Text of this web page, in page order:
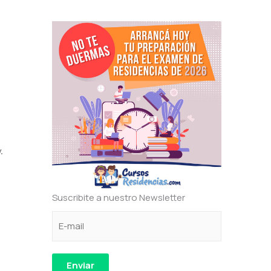
Suscribite a nuestro Newsletter
Enviar